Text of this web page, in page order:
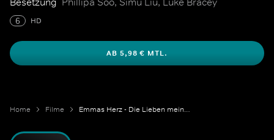
6 HD
AB 5,98 € MTL.
Home Filme Emmas Herz - Die Lieben meines Lebens